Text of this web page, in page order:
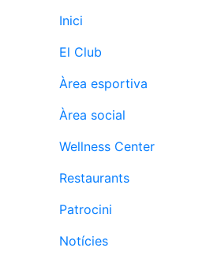
L'Snack
Casa Arilla
Chill Out
Piscina
Patrocini
Patrocinadors
Avantatges
Publicitat a la
Inici
El Club
Àrea esportiva
Àrea social
Wellness Center
Restaurants
Patrocini
Notícies